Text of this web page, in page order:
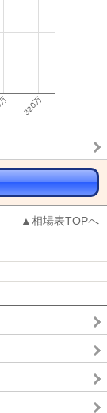
▲相場表TOPへ